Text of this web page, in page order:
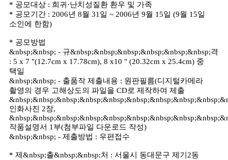
* 공모대상 : 희귀·난치성질환 환우 및 가족
* 공모기간 : 2006년 8월 31일 ~ 2006년 9월 15일 (9월 15일
소인에 한함)
* 공모방법
&nbsp;&nbsp; - 규&nbsp;&nbsp;&nbsp;&nbsp;&nbsp;&nbsp;격
: 5 x 7 "(12.7cm x 17.78cm), 8 x10 " (20.32cm x 25.4cm) 중
택일
&nbsp;&nbsp; - 출품작 제출내용 : 원판필름(디지털카메라
촬영의 경우 고해상도의 파일을 CD로 제작하여 제출
인화사진 2장,
작품설명서 1부(첨부파일 다운로드 작성)
&nbsp;&nbsp; - 제출방법 : 우편접수
* 제&nbsp;출&nbsp;&nbsp;처 : 서울시 동대문구 제기2동